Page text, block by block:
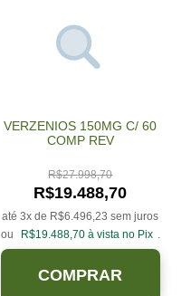
VERZENIOS 150MG C/ 60
COMP REV
R$27.998,70
R$19.488,70
até 3x de R$6.496,23 sem juros
ou
R$19.488,70à vista no Pix .
COMPRAR